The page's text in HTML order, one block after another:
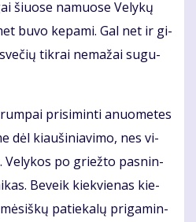
šiuo­se na­muo­se Ve­ly­kų
bu­vo ke­pa­mi. Gal net ir gi­
tik­rai ne­ma­žai su­gu­
pri­si­min­ti anuo­me­tes
dėl kiau­ši­nia­vi­mo, nes vi­
Ve­ly­kos po griež­to pas­nin­
Be­veik kiek­vie­nas kie­
pa­tie­ka­lų pri­ga­min­